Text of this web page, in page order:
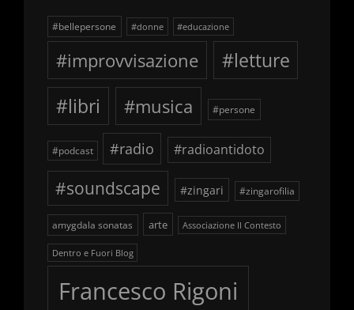
#bellepersone #donne #educazione
#improvvisazione
#letture
#libri
#musica #persone
#podcast #radio #radioantidoto
#soundscape #zingari #zingarofilia
amygdala sonatas arte Associazione Il Contesto
Dentro e Fuori Blog
Francesco Rigoni